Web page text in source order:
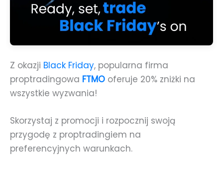
Z okazji Black Friday, popularna firma
proptradingowa FTMO oferuje 20% zniżki na
wszystkie wyzwania!
Skorzystaj z promocji i rozpocznij swoją
przygodę z proptradingiem na
preferencyjnych warunkach.